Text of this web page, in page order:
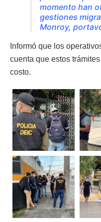
momento han
gestiones
Monroy,
Informó que los
cuenta que estos
costo.